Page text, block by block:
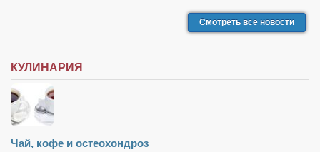
Смотреть все новости
КУЛИНАРИЯ
Чай, кофе и остеохондроз